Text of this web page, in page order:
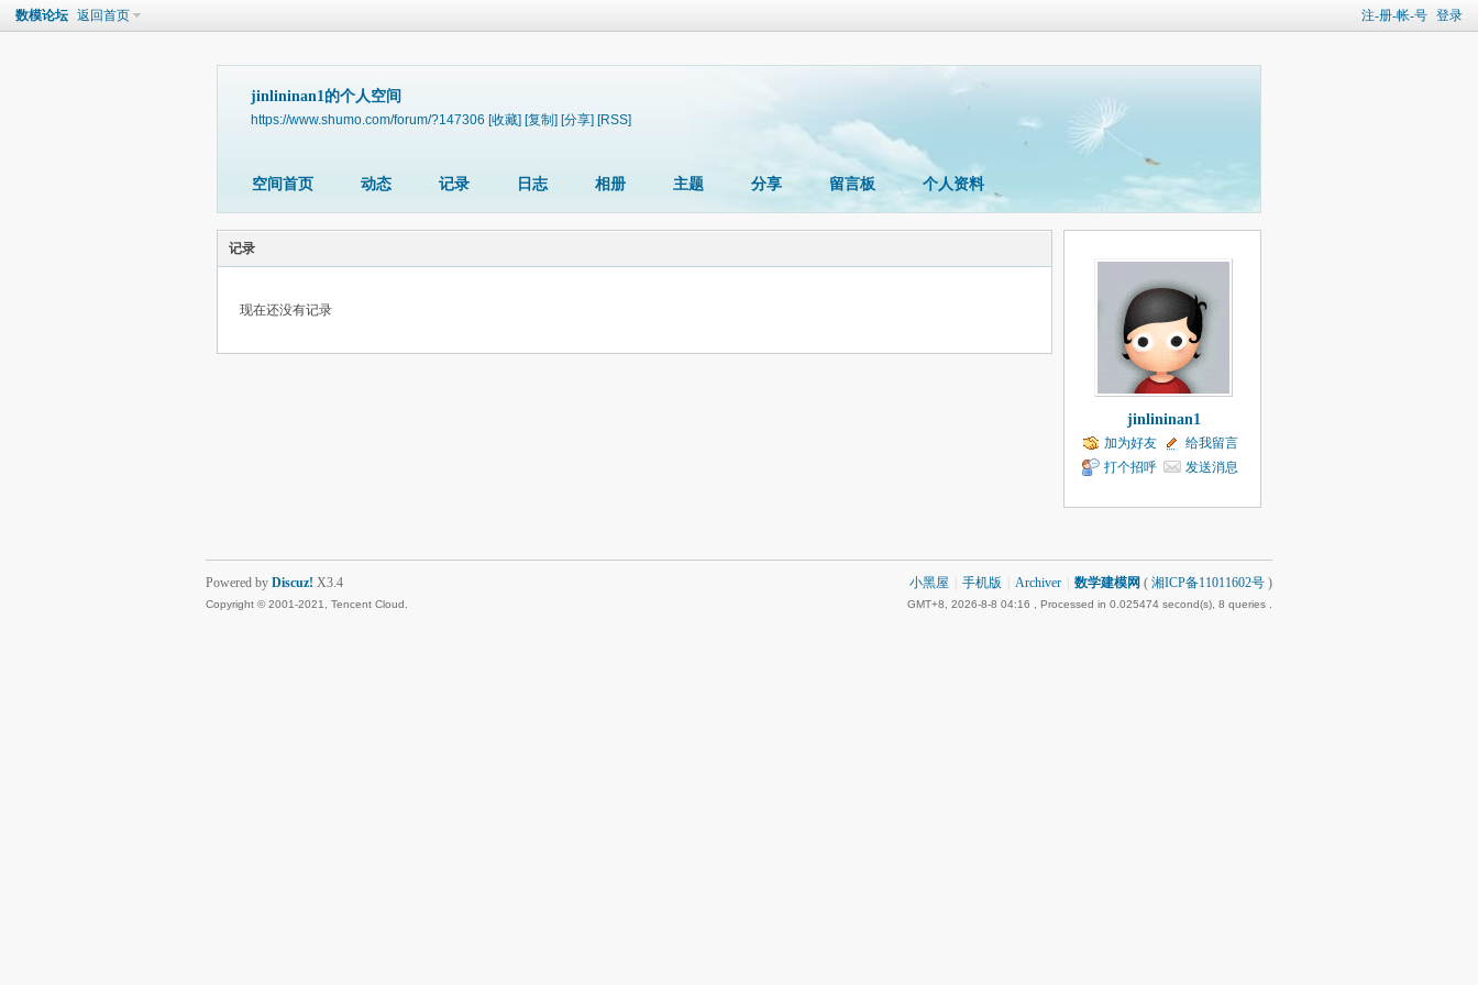
注-册-帐-号 登录
数模论坛 返回首页
jinlininan1的个人空间
https://www.shumo.com/forum/?147306 [收藏] [复制] [分享] [RSS]
空间首页 动态 记录 日志 相册 主题 分享 留言板 个人资料
记录
现在还没有记录
jinlininan1
加为好友
给我留言
打个招呼
发送消息
小黑屋 手机版 Archiver 数学建模网 ( 湘ICP备11011602号 )
GMT+8, 2026-8-8 04:16 , Processed in 0.025474 second(s), 8 queries .
Powered by Discuz! X3.4
Copyright © 2001-2021, Tencent Cloud.